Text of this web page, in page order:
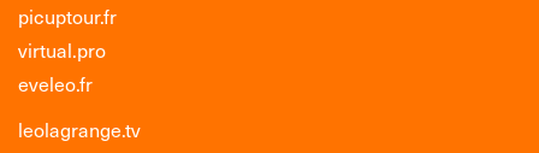
picuptour.fr
virtual.pro
eveleo.fr
leolagrange.tv